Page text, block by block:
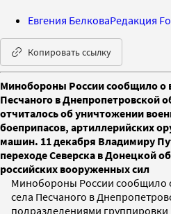
Евгения БелковаРедакция
Копировать ссылку
Минобороны России сообщило о
Песчаного в Днепропетровской
отчиталось об уничтожении
боеприпасов, артиллерийских
машин. 11 декабря Владимиру
переходе Северска в Донецкой
российских вооруженных сил
Минобороны России сообщило
села Песчаного в
подразделениями группировки